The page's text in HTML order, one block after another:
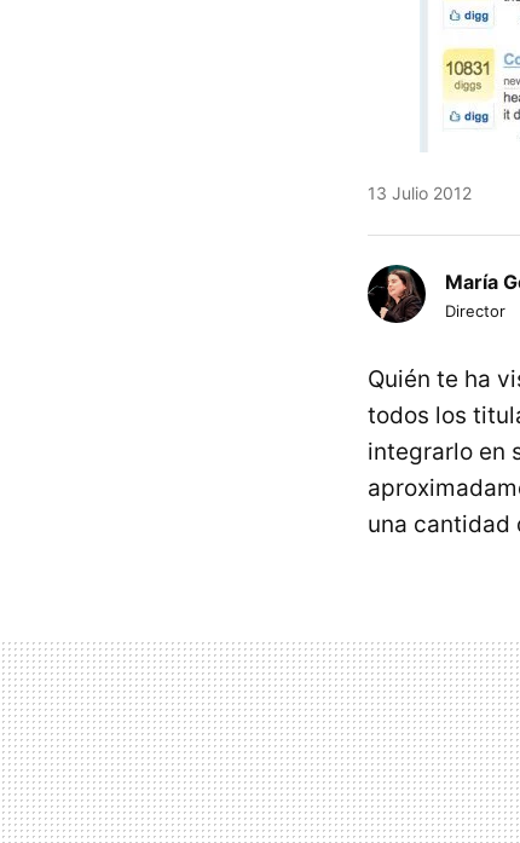
13 Julio 2012
María
Director
Quién te ha
todos los
integrarlo en
una cantidad